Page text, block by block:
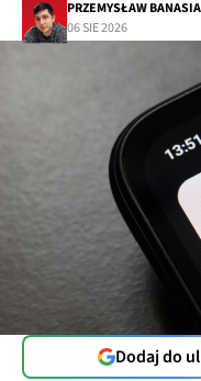
PRZEMYSŁAW
06 SIE 2026
Dodaj do